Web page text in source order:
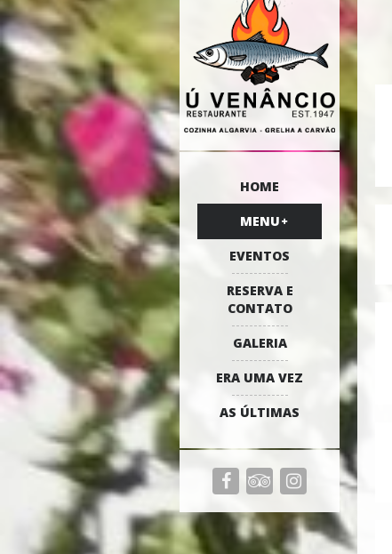
HOME
MENU
EVENTOS
RESERVA E
CONTATO
GALERIA
ERA UMA VEZ
AS ÚLTIMAS